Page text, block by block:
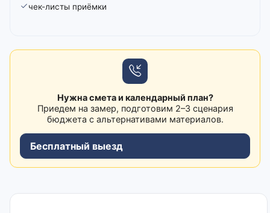
чек-листы приёмки
Нужна смета и календарный план?
Приедем на замер, подготовим 2–3 сценария
бюджета с альтернативами материалов.
Бесплатный выезд